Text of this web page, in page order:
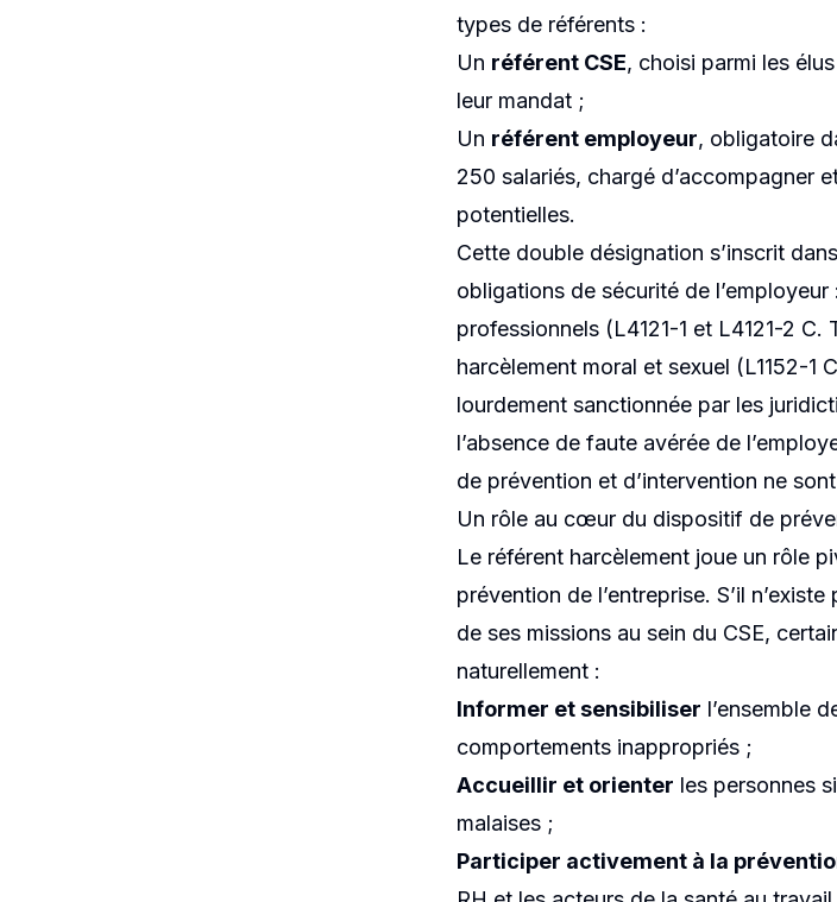
types de référents :
Un référent CSE, choisi parmi les
leur mandat ;
Un référent employeur, obligatoire
250 salariés, chargé d’accompagner
potentielles.
Cette double désignation s’inscrit
obligations de sécurité de
professionnels (L4121-1 et L4121-2
harcèlement moral et sexuel (L1152-1
lourdement sanctionnée par les
l’absence de faute avérée de
de prévention et d’intervention ne
Un rôle au cœur du dispositif de
Le référent harcèlement joue un rôle
prévention de l’entreprise. S’il
de ses missions au sein du CSE,
naturellement :
Informer et sensibiliser l’ensemble
comportements inappropriés ;
Accueillir et orienter les personnes
malaises ;
Participer activement à la